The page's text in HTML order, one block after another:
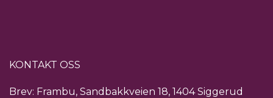
KONTAKT OSS
Brev: Frambu, Sandbakkveien 18, 1404 Siggerud